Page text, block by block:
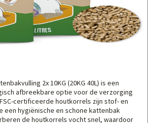
2x 10KG (20KG 40L) is een
afbreekbare optie voor de verzorging
certificeerde houtkorrels zijn stof- en
een hygiënische en schone kattenbak
de houtkorrels vocht snel, waardoor